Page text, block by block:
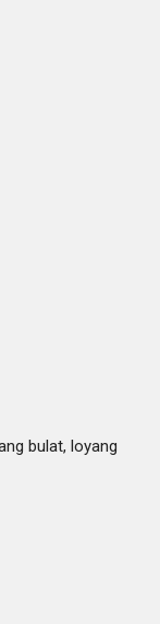
bulat, loyang